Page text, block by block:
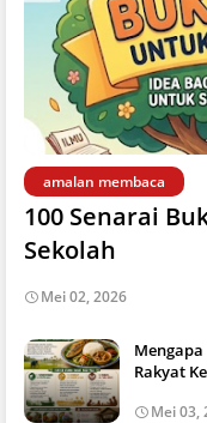
amalan membaca
100 Senarai
Sekolah
Mei 02, 2026
Rakyat
Mei 03,